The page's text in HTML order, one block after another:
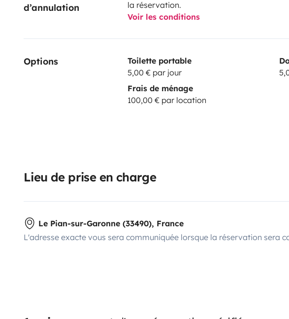
d’annulation
la réservation.
Voir les conditions
Options
Toilette portable
5,00 € par jour
Frais de ménage
100,00 € par location
Lieu de prise en charge
Le Pian-sur-Garonne (33490), France
L'adresse exacte vous sera communiquée lorsque la réservation sera